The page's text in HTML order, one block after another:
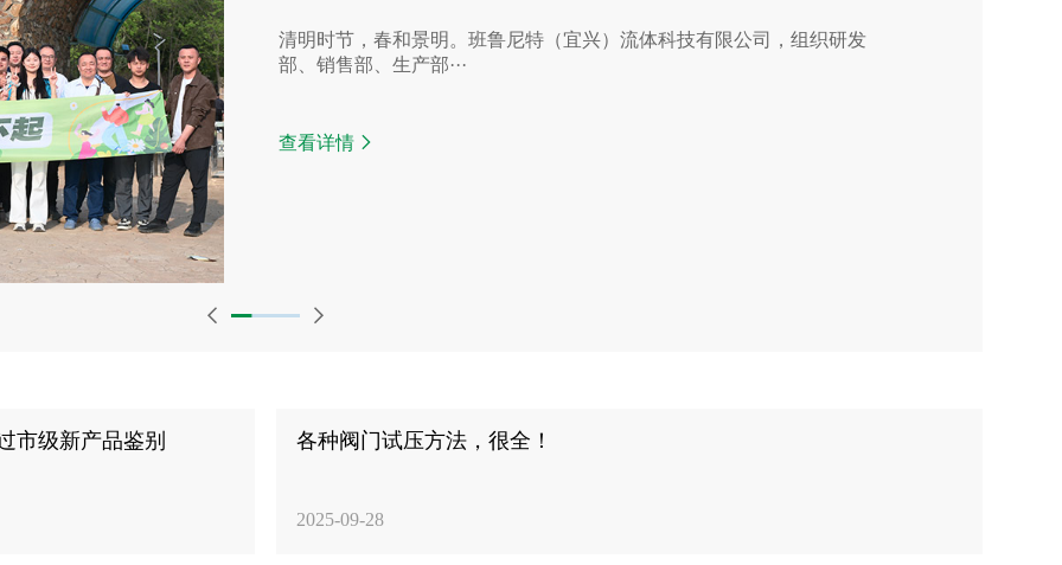
清明时节，春和景明。班鲁尼特（宜兴）流体科技有限公司，组织研发
部、销售部、生产部···
查看详情
市级新产品鉴别 各种阀门试压方法，很全！
2025-09-28